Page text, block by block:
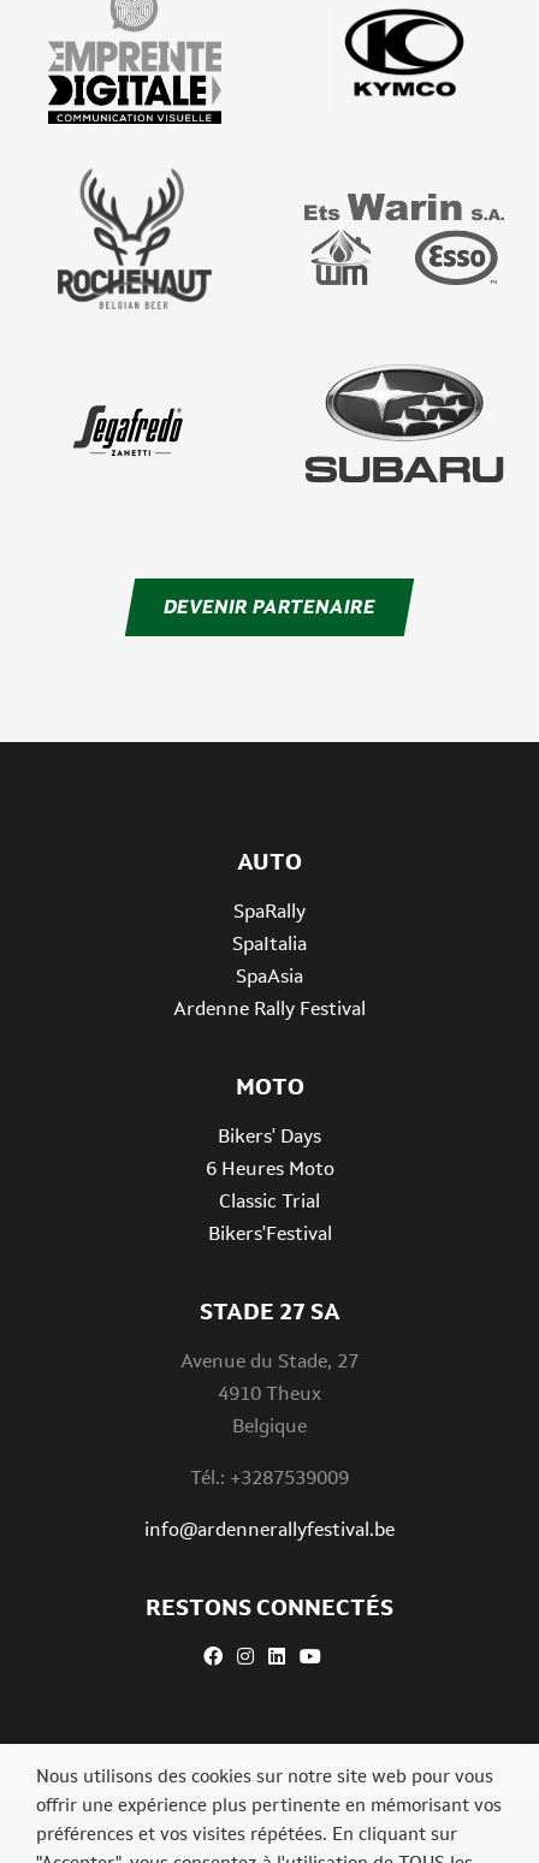
DEVENIR PARTENAIRE
STADE 27 SA
Avenue du Stade, 27
4910 Theux
Belgique
Tél.: +3287539009
info@ardennerallyfestival.be
AUTO
SpaRally
SpaItalia
SpaAsia
Ardenne Rally Festival
MOTO
Bikers' Days
6 Heures Moto
Classic Trial
Bikers'Festival
RESTONS CONNECTÉS
Nous utilisons des cookies sur notre site web pour vous
offrir une expérience plus pertinente en mémorisant vos
préférences et vos visites répétées. En cliquant sur